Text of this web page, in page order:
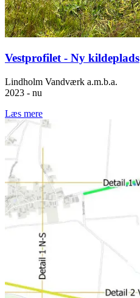
Vestprofilet - Ny kildeplads
Lindholm Vandværk a.m.b.a.
2023 - nu
Læs mere